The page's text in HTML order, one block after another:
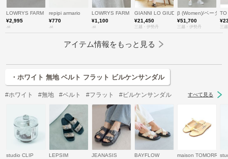
LOWRYS FARM
¥2,995
.st
repipi armario
¥770
.st
LOWRYS FARM
¥1,100
.st
GIANNI LO GIUDICE(Women/小さいサ
¥21,450
三越・伊勢丹
β (Women)/ベータ
¥51,700
三越・伊勢丹
TO
三
アイテム情報をもっと見る
・ホワイト 無地 ベルト フラット ビルケンサンダル
#ホワイト #無地 #ベルト #フラット #ビルケンサンダル すべて見る
studio CLIP
LEPSIM
JEANASIS
BAYFLOW
maison